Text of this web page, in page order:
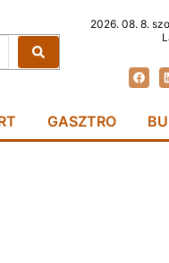
2026. 08. 8.
GASZTRO